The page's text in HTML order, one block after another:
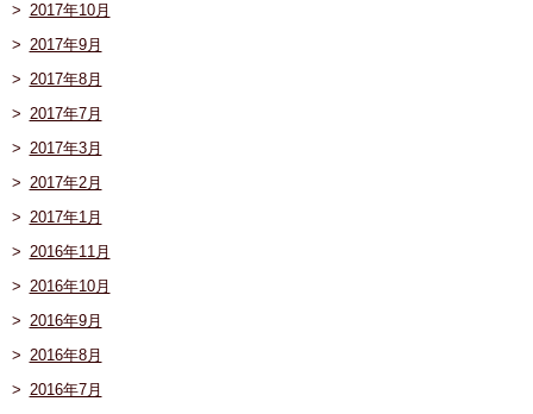
2017年10月
2017年9月
2017年8月
2017年7月
2017年3月
2017年2月
2017年1月
2016年11月
2016年10月
2016年9月
2016年8月
2016年7月